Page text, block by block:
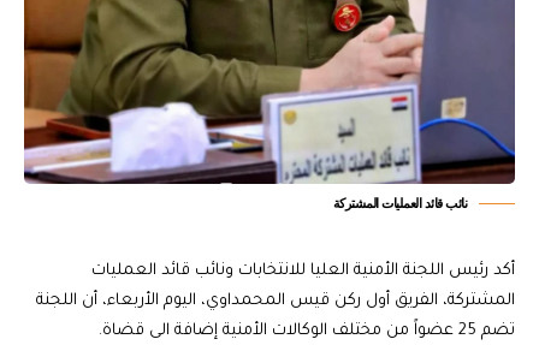
نائب قائد العمليات المشتركة
أكد رئيس اللجنة الأمنية العليا للانتخابات ونائب قائد العمليات
المشتركة، الفريق أول ركن قيس المحمداوي، اليوم الأربعاء، أن اللجنة
تضم 25 عضواً من مختلف الوكالات الأمنية إضافة الى قضاة.